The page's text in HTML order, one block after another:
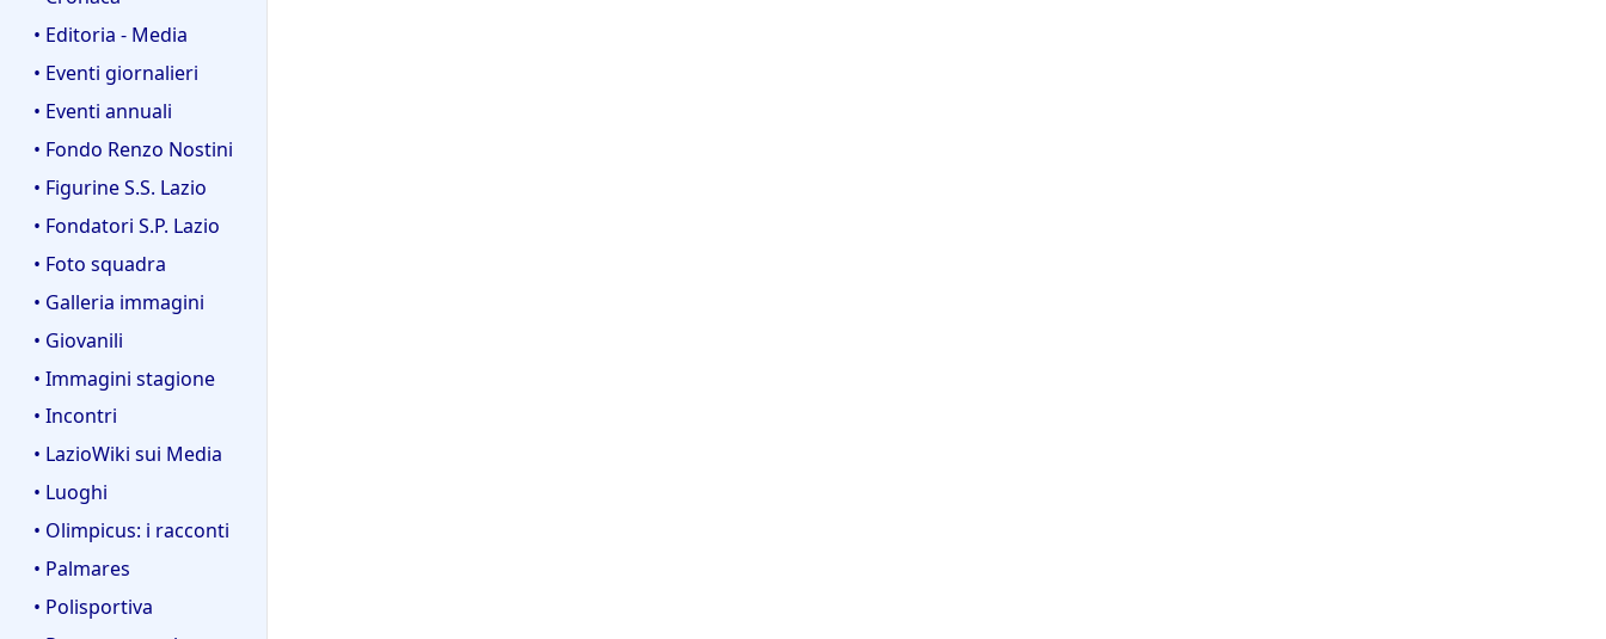
• Editoria - Media
• Eventi giornalieri
• Eventi annuali
• Fondo Renzo Nostini
• Figurine S.S. Lazio
• Fondatori S.P. Lazio
• Foto squadra
• Galleria immagini
• Giovanili
• Immagini stagione
• Incontri
• LazioWiki sui Media
• Luoghi
• Olimpicus: i racconti
• Palmares
• Polisportiva